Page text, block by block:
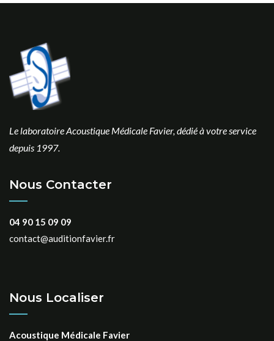
Le laboratoire Acoustique Médicale Favier, dédié à votre service
depuis 1997.
Nous Contacter
04 90 15 09 09
contact@auditionfavier.fr
Nous Localiser
Acoustique Médicale Favier